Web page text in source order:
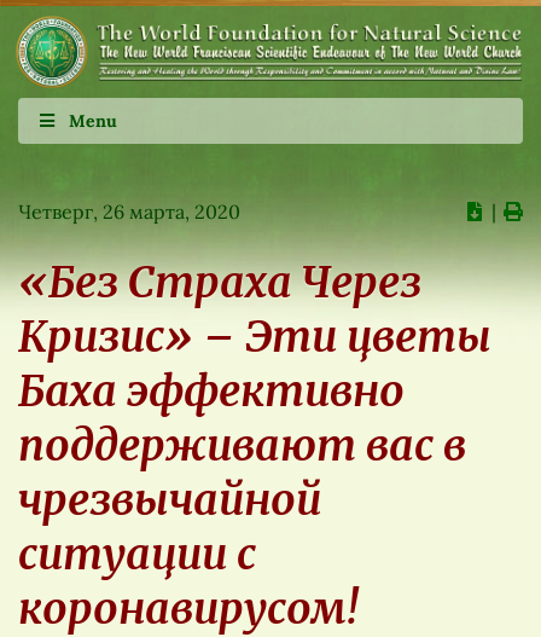
Menu
Четверг, 26 марта, 2020 ∣
«Без Страха Через
Кризис» – Эти цветы
Баха эффективно
поддерживают вас в
чрезвычайной
ситуации с
коронавирусом!